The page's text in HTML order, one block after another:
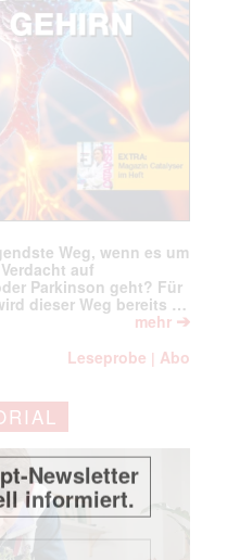
Weg, wenn es um
auf
Parkinson geht? Für
dieser Weg bereits …
mehr ➔
Leseprobe | Abo